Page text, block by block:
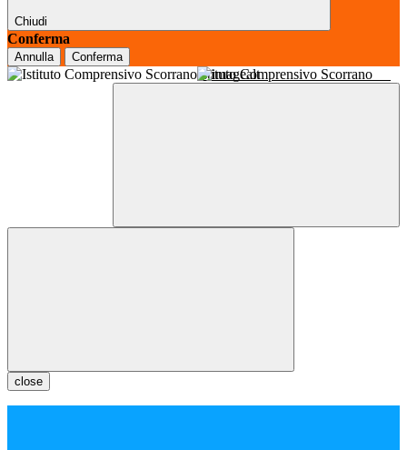
Chiudi
Conferma
Annulla Conferma
Istituto Comprensivo Scorrano
close